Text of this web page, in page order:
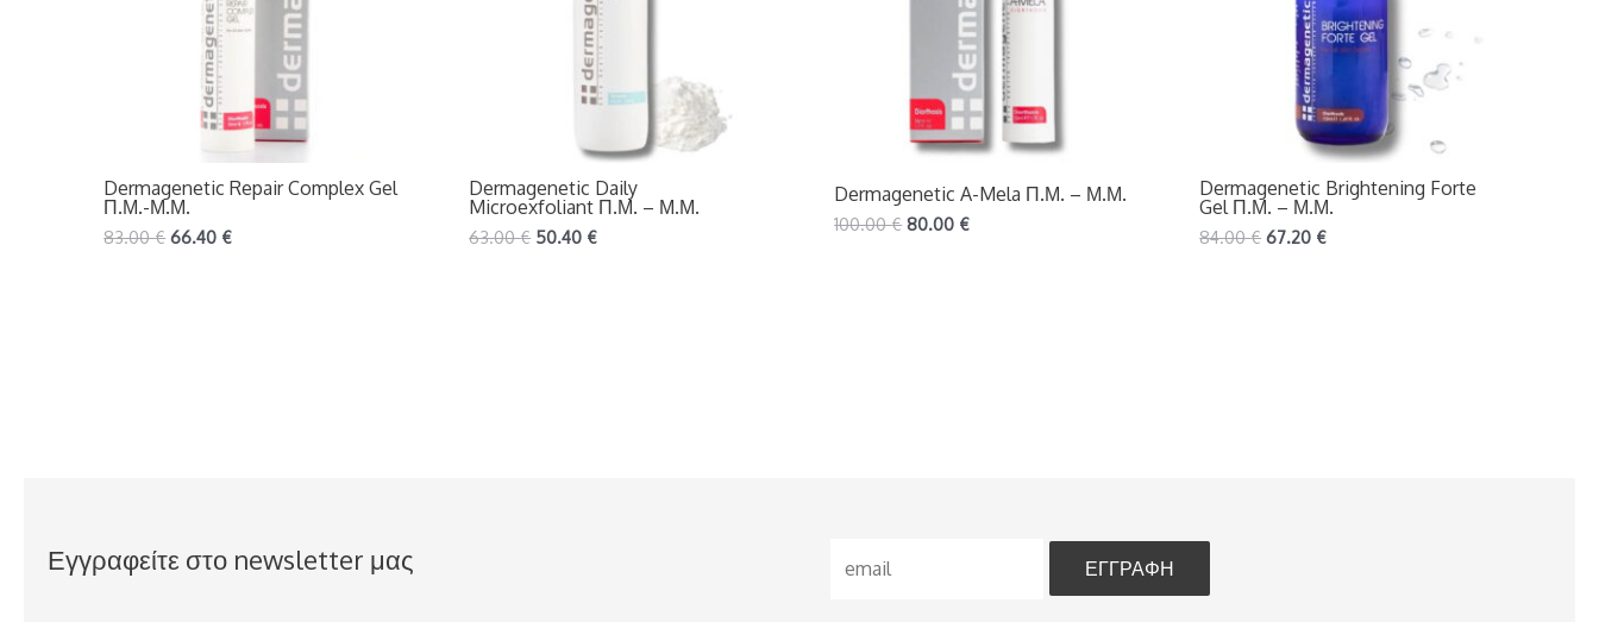
Dermagenetic Repair Complex Gel
Π.Μ.-Μ.Μ.
83.00€ 66.40 €
Dermagenetic Daily
Microexfoliant Π.Μ. – Μ.Μ.
63.00€ 50.40 €
Dermagenetic A-Mela Π.Μ. – Μ.Μ.
100.00€ 80.00 €
Dermagenetic Brightening Forte
Gel Π.Μ. – Μ.Μ.
84.00€ 67.20 €
Εγγραφείτε στο newsletter μας